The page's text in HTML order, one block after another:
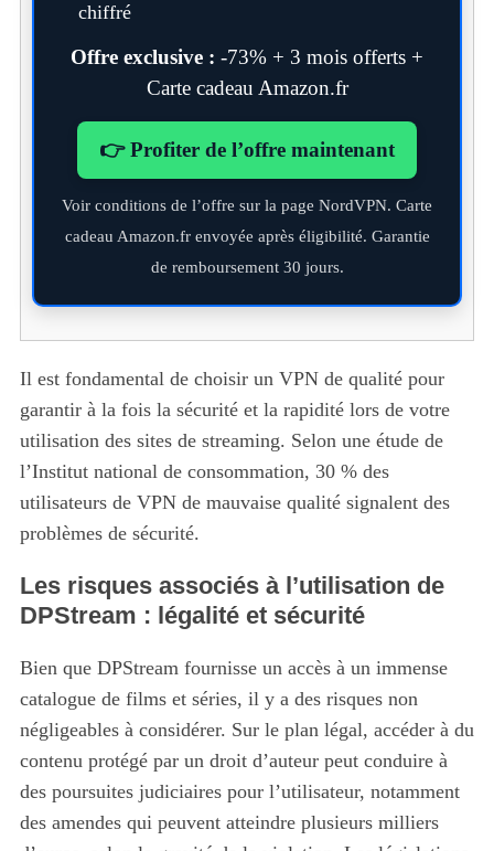
chiffré
Offre exclusive : -73% + 3 mois offerts +
Carte cadeau Amazon.fr
👉 Profiter de l’offre maintenant
Voir conditions de l’offre sur la page NordVPN. Carte
cadeau Amazon.fr envoyée après éligibilité. Garantie
de remboursement 30 jours.
Il est fondamental de choisir un VPN de qualité pour
garantir à la fois la sécurité et la rapidité lors de votre
utilisation des sites de streaming. Selon une étude de
l’Institut national de consommation, 30 % des
utilisateurs de VPN de mauvaise qualité signalent des
problèmes de sécurité.
Les risques associés à l’utilisation de
DPStream : légalité et sécurité
Bien que DPStream fournisse un accès à un immense
catalogue de films et séries, il y a des risques non
négligeables à considérer. Sur le plan légal, accéder à du
contenu protégé par un droit d’auteur peut conduire à
des poursuites judiciaires pour l’utilisateur, notamment
des amendes qui peuvent atteindre plusieurs milliers